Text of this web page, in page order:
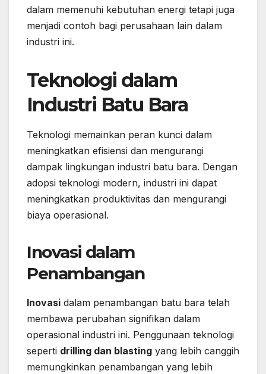
dalam memenuhi kebutuhan energi tetapi juga
menjadi contoh bagi perusahaan lain dalam
industri ini.
Teknologi dalam
Industri Batu Bara
Teknologi memainkan peran kunci dalam
meningkatkan efisiensi dan mengurangi
dampak lingkungan industri batu bara. Dengan
adopsi teknologi modern, industri ini dapat
meningkatkan produktivitas dan mengurangi
biaya operasional.
Inovasi dalam
Penambangan
Inovasi dalam penambangan batu bara telah
membawa perubahan signifikan dalam
operasional industri ini. Penggunaan teknologi
seperti drilling dan blasting yang lebih canggih
memungkinkan penambangan yang lebih